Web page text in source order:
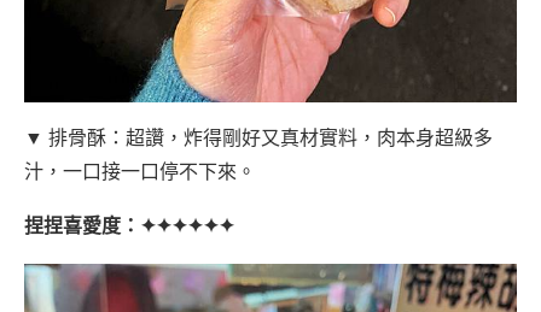
▼ 排骨酥：超讚，炸得剛好又真材實料，肉本身超級多
汁，一口接一口停不下來。
捏捏喜愛度：✦✦✦✦✦✦